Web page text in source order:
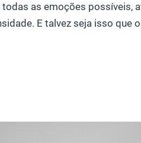
as emoções possíveis,
E talvez seja isso que